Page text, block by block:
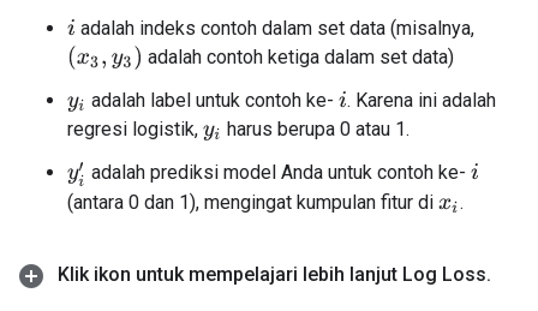
i adalah indeks contoh dalam set data (misalnya,
(x3, y 3)
adalah contoh ketiga dalam set data)
yi adalah label untuk contoh ke-i. Karena ini adalah
regresi logistik, yi harus berupa 0 atau 1.
yi′ adalah prediksi model Anda untuk contoh ke-i
(antara 0 dan 1), mengingat kumpulan fitur di xi .
Klik ikon untuk mempelajari lebih lanjut Log Loss.